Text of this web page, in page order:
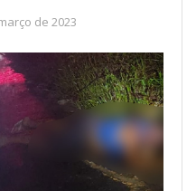
de 2023